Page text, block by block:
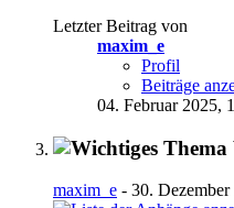
Letzter Beitrag von
maxim_e
Profil
Beiträge
04. Februar 2025,
maxim_e - 30.